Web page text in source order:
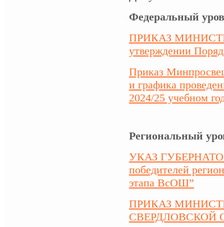
Федеральный
ПРИКАЗ
утверждении
Приказ
и графика
2024/25 учебном
Региональный
УКАЗ
победителей
этапа ВсОШ”
ПРИКАЗ
СВЕРДЛОВСКОЙ